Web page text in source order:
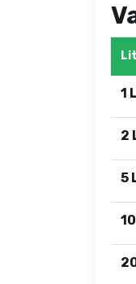
1
2
5